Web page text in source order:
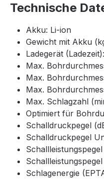
Technische
Akku: Li-ion
Gewicht mit Akku
Ladegerät
Max.
Max.
Max.
Max. Schlagzahl
Optimiert für
Schalldruckpegel
Schalldruckpegel
Schlagenergie